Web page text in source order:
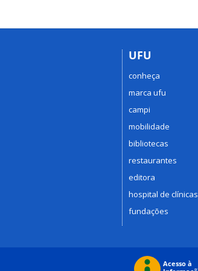
UFU
conheça
marca ufu
campi
mobilidade
bibliotecas
restaurantes
editora
hospital de clínicas
fundações